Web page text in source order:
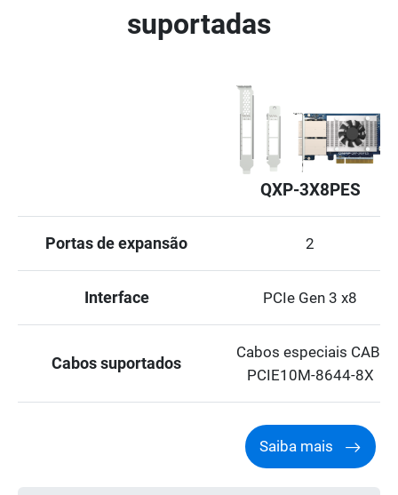
suportadas
QXP-3X8PES
Portas de expansão 2
Interface PCIe Gen 3 x8
Cabos suportados
Cabos especiais CAB-
PCIE10M-8644-8X
Saiba mais